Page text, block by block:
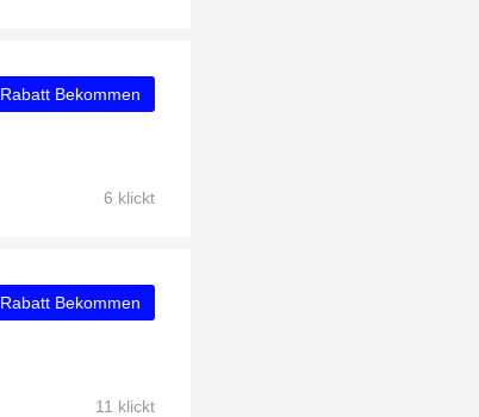
Rabatt Bekommen
6 klickt
Rabatt Bekommen
11 klickt